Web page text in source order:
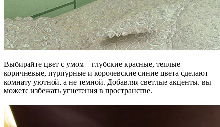
Выбирайте цвет с умом – глубокие красные, теплые
коричневые, пурпурные и королевские синие цвета сделают
комнату уютной, а не темной. Добавляя светлые акценты, вы
можете избежать угнетения в пространстве.